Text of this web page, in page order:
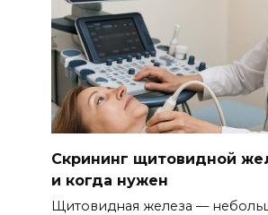
Скрининг щитовидной
и когда нужен
Щитовидная железа —